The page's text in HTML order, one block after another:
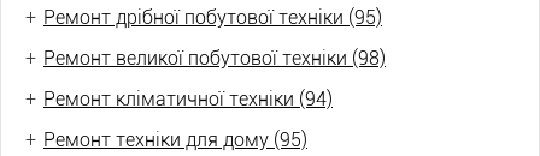
+ Ремонт дрібної побутової техніки (95)
+ Ремонт великої побутової техніки (98)
+ Ремонт кліматичної техніки (94)
+ Ремонт техніки для дому (95)